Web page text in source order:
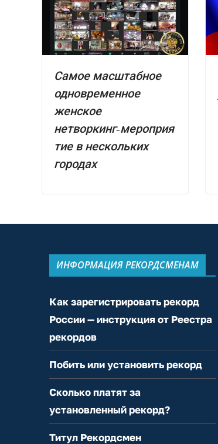
Самое масштабное
одновременное
женское
нетворкинг‑мероприя
тие в нескольких
городах
ИНФОРМАЦИЯ РЕКОРДСМЕНАМ
Как зарегистрировать рекорд
России — инструкция от Реестра
рекордов
Побить или установить рекорд
Сколько платят за
установленный рекорд?
Титул Рекордсмен